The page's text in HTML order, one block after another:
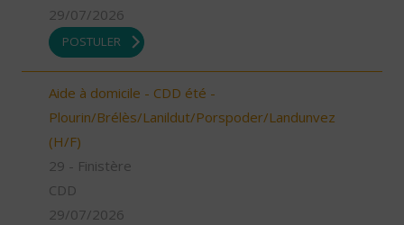
29/07/2026
POSTULER
Aide à domicile - CDD été -
Plourin/Brélès/Lanildut/Porspoder/Landunvez
(H/F)
29 - Finistère
CDD
29/07/2026